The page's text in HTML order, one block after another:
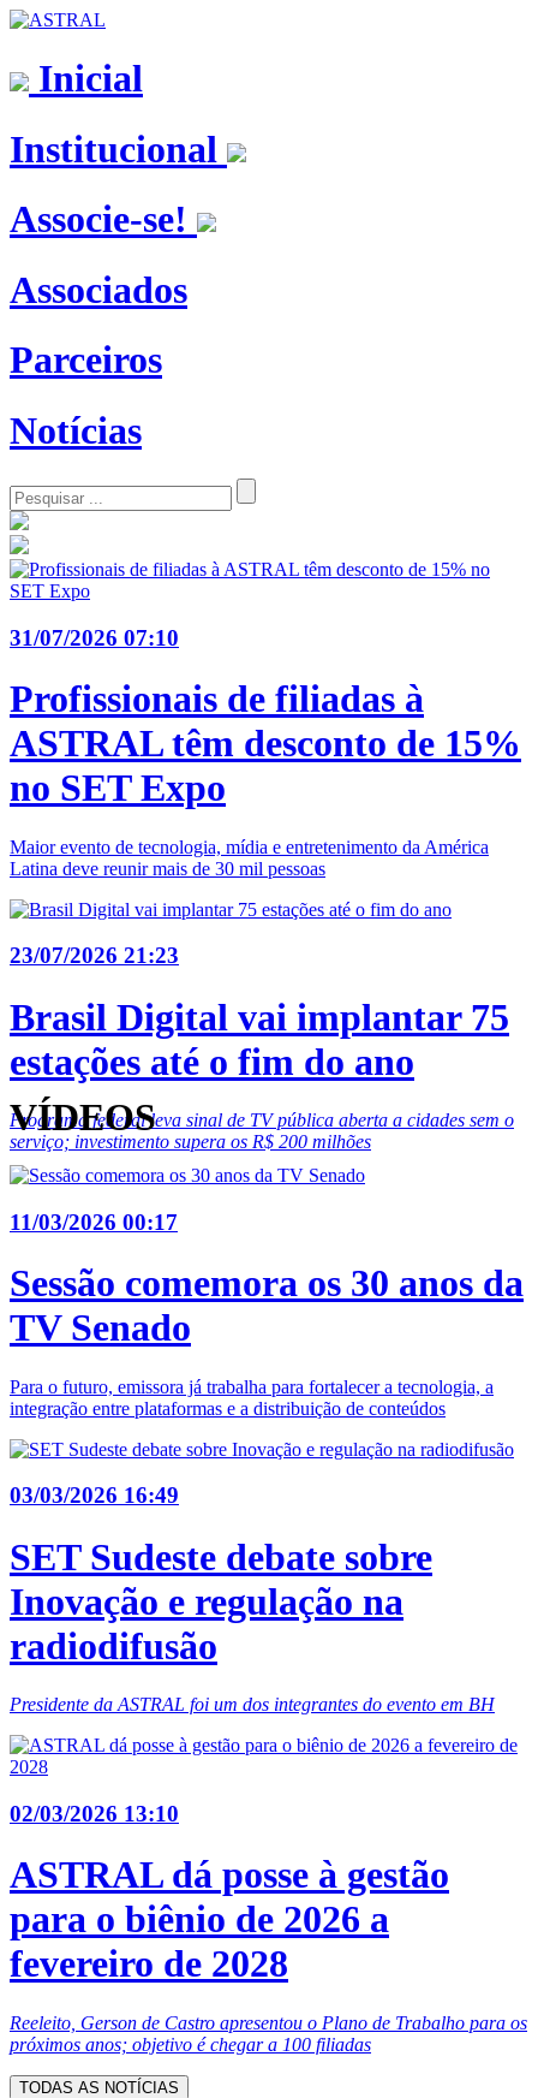
Inicial
Institucional
Associe-se!
Associados
Parceiros
Notícias
31/07/2026 07:10
Profissionais de filiadas à
ASTRAL têm desconto de 15%
no SET Expo
Maior evento de tecnologia, mídia e entretenimento da América
Latina deve reunir mais de 30 mil pessoas
23/07/2026 21:23
Brasil Digital vai implantar 75
estações até o fim do ano
Programa federal leva sinal de TV pública aberta a cidades sem o
serviço; investimento supera os R$ 200 milhões
VÍDEOS
11/03/2026 00:17
Sessão comemora os 30 anos da
TV Senado
Para o futuro, emissora já trabalha para fortalecer a tecnologia, a
integração entre plataformas e a distribuição de conteúdos
03/03/2026 16:49
SET Sudeste debate sobre
Inovação e regulação na
radiodifusão
Presidente da ASTRAL foi um dos integrantes do evento em BH
02/03/2026 13:10
ASTRAL dá posse à gestão
para o biênio de 2026 a
fevereiro de 2028
Reeleito, Gerson de Castro apresentou o Plano de Trabalho para os
próximos anos; objetivo é chegar a 100 filiadas
TODAS AS NOTÍCIAS